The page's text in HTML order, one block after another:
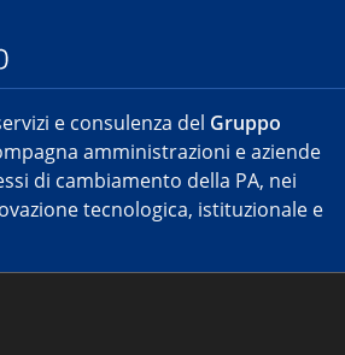
e consulenza del Gruppo
amministrazioni e aziende
di cambiamento della PA, nei
tecnologica, istituzionale e